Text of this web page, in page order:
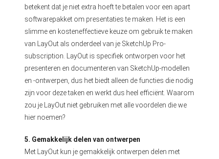
betekent dat je niet extra hoeft te betalen voor een apart
softwarepakket om presentaties te maken. Het is een
slimme en kosteneffectieve keuze om gebruik te maken
van LayOut als onderdeel van je SketchUp Pro-
subscription. LayOut is specifiek ontworpen voor het
presenteren en documenteren van SketchUp-modellen
en -ontwerpen, dus het biedt alleen de functies die nodig
zijn voor deze taken en werkt dus heel efficiënt. Waarom
zou je LayOut niet gebruiken met alle voordelen die we
hier noemen?
5. Gemakkelijk delen van ontwerpen
Met LayOut kun je gemakkelijk ontwerpen delen met